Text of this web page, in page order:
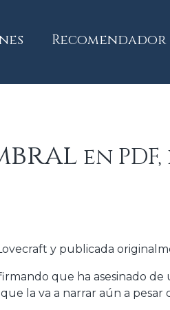
Recomendador
en PDF,
y publicada
que ha asesinado de
la va a narrar aún a pesar